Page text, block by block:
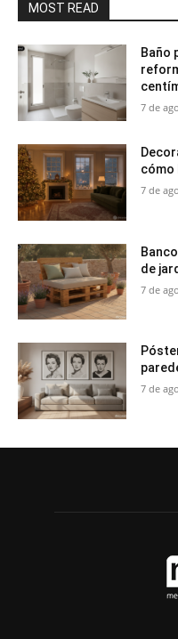
MOST READ
Baño
7 de
cómo
7 de
de
7 de
7 de